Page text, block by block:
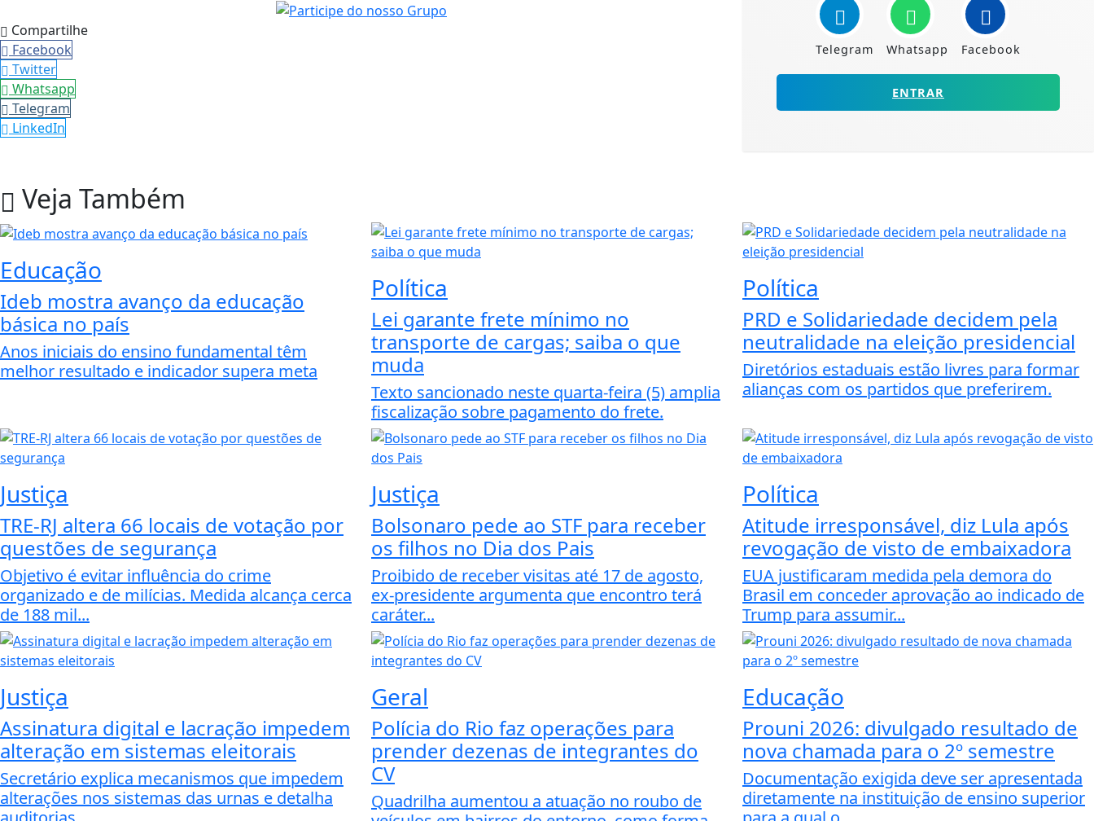
Compartilhe
Facebook
Twitter
Whatsapp
Telegram
LinkedIn
Telegram Whatsapp Facebook
ENTRAR
Veja Também
Educação
Ideb mostra avanço da educação
básica no país
Anos iniciais do ensino fundamental têm
melhor resultado e indicador supera meta
Política
Lei garante frete mínimo no
transporte de cargas; saiba o que
muda
Texto sancionado neste quarta-feira (5) amplia
fiscalização sobre pagamento do frete.
Política
PRD e Solidariedade decidem pela
neutralidade na eleição presidencial
Diretórios estaduais estão livres para formar
alianças com os partidos que preferirem.
Justiça
TRE-RJ altera 66 locais de votação por
questões de segurança
Objetivo é evitar influência do crime
organizado e de milícias. Medida alcança cerca
de 188 mil...
Justiça
Bolsonaro pede ao STF para receber
os filhos no Dia dos Pais
Proibido de receber visitas até 17 de agosto,
ex-presidente argumenta que encontro terá
caráter...
Política
Atitude irresponsável, diz Lula após
revogação de visto de embaixadora
EUA justificaram medida pela demora do
Brasil em conceder aprovação ao indicado de
Trump para assumir...
Justiça
Assinatura digital e lacração impedem
alteração em sistemas eleitorais
Secretário explica mecanismos que impedem
alterações nos sistemas das urnas e detalha
Geral
Polícia do Rio faz operações para
prender dezenas de integrantes do
CV
Quadrilha aumentou a atuação no roubo de
Educação
Prouni 2026: divulgado resultado de
nova chamada para o 2º semestre
Documentação exigida deve ser apresentada
diretamente na instituição de ensino superior